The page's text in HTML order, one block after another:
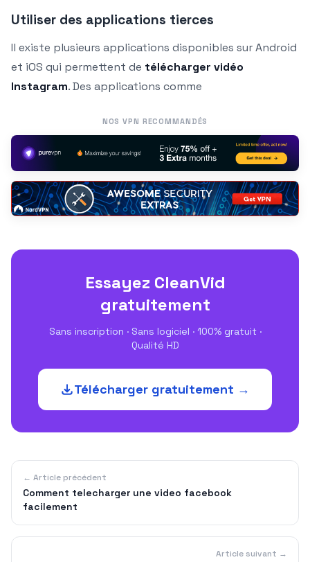
Utiliser des applications tierces
Il existe plusieurs applications disponibles sur Android
et iOS qui permettent de télécharger vidéo
Instagram. Des applications comme
NOS VPN RECOMMANDÉS
Essayez CleanVid
gratuitement
Sans inscription · Sans logiciel · 100% gratuit ·
Qualité HD
Télécharger gratuitement →
← Article précédent
Comment telecharger une video facebook
facilement
Article suivant →